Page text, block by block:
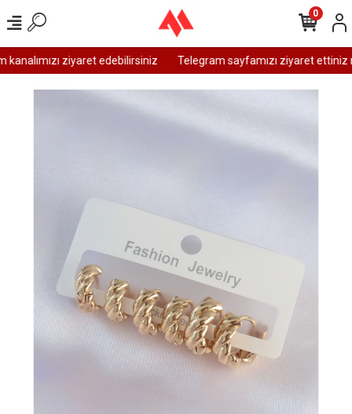
ziyaret edebilirsiniz Telegram sayfamızı ziyaret ettiniz
0